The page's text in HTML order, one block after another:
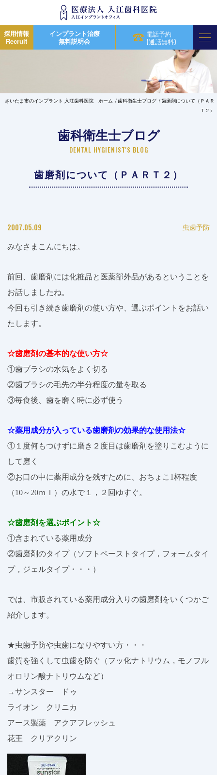
採用情報
Recruit
インプラント治療
無料説明会
電話予約
(通話無料)
さいたま市のインプラント 入江歯科医院 ホーム 歯科衛生士ブログ
歯磨剤について（ＰＡＲ
Ｔ２）
歯科衛生士ブログ
DENTAL HYGIENIST'S BLOG
歯磨剤について（ＰＡＲＴ２）
2007.05.09 虫歯予防
みなさまこんにちは。
前回、歯磨剤には化粧品と医薬部外品があるということを
お話しましたね。
今回も引き続き歯磨剤の使い方や、選ぶポイントをお話い
たします。
☆歯磨剤の基本的な使い方☆
①歯ブラシの水気をよく切る
②歯ブラシの毛先の半分程度の量を取る
③毎食後、歯を磨く時に必ず使う
☆薬用成分が入っている歯磨剤の効果的な使用法☆
①１度何もつけずに磨き２度目は歯磨剤を塗りこむように
して磨く
②お口の中に薬用成分を残すために、おちょこ1杯程度
（10～20ｍｌ）の水で１，２回ゆすぐ。
☆歯磨剤を選ぶポイント☆
①含まれている薬用成分
②歯磨剤のタイプ（ソフトペーストタイプ，フォームタイ
プ，ジェルタイプ・・・）
では、市販されている薬用成分入りの歯磨剤をいくつかご
紹介します。
★虫歯予防や虫歯になりやすい方・・・
歯質を強くして虫歯を防ぐ（フッ化ナトリウム，モノフル
オロリン酸ナトリウムなど）
→サンスター ドゥ
ライオン クリニカ
アース製薬 アクアフレッシュ
花王 クリアクリン